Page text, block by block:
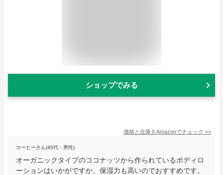
ショップでみる
価格と在庫をAmazonでチェック >>
コーヒーさん(40代・男性)
オーガニックタイプのココナッツから作られているボディロ
ーションはいかがですか。保湿力も高いのでおすすめです。